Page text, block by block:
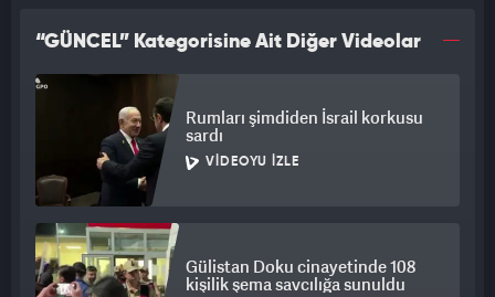
“GÜNCEL” Kategorisine Ait Diğer Videolar
Rumları şimdiden İsrail korkusu
sardı
VIDEOYU İZLE
Gülistan Doku cinayetinde 108
kişilik şema savcılığa sunuldu